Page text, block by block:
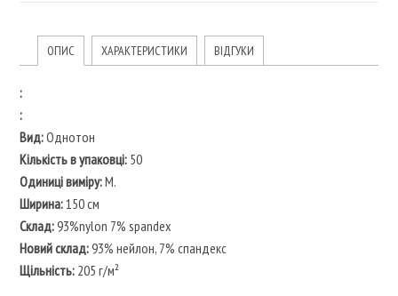
ОПИС ХАРАКТЕРИСТИКИ ВІДГУКИ
:
:
Вид:Однотон
Кількість в упаковці:50
Одиниці виміру:М.
Ширина:150 см
Склад:93%nylon 7% spandex
Новий склад:93% нейлон, 7% спандекс
Щільність:205 г/м²